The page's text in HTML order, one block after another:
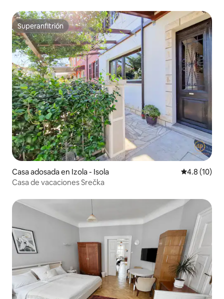
Superanfitrión
Superanfitrión
Casa adosada en Izola - Isola Calificación
4.8 (10)
Casa de vacaciones Srečka